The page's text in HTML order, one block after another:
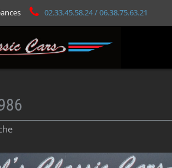
02.33.45.58.24 / 06.38.75.63.21